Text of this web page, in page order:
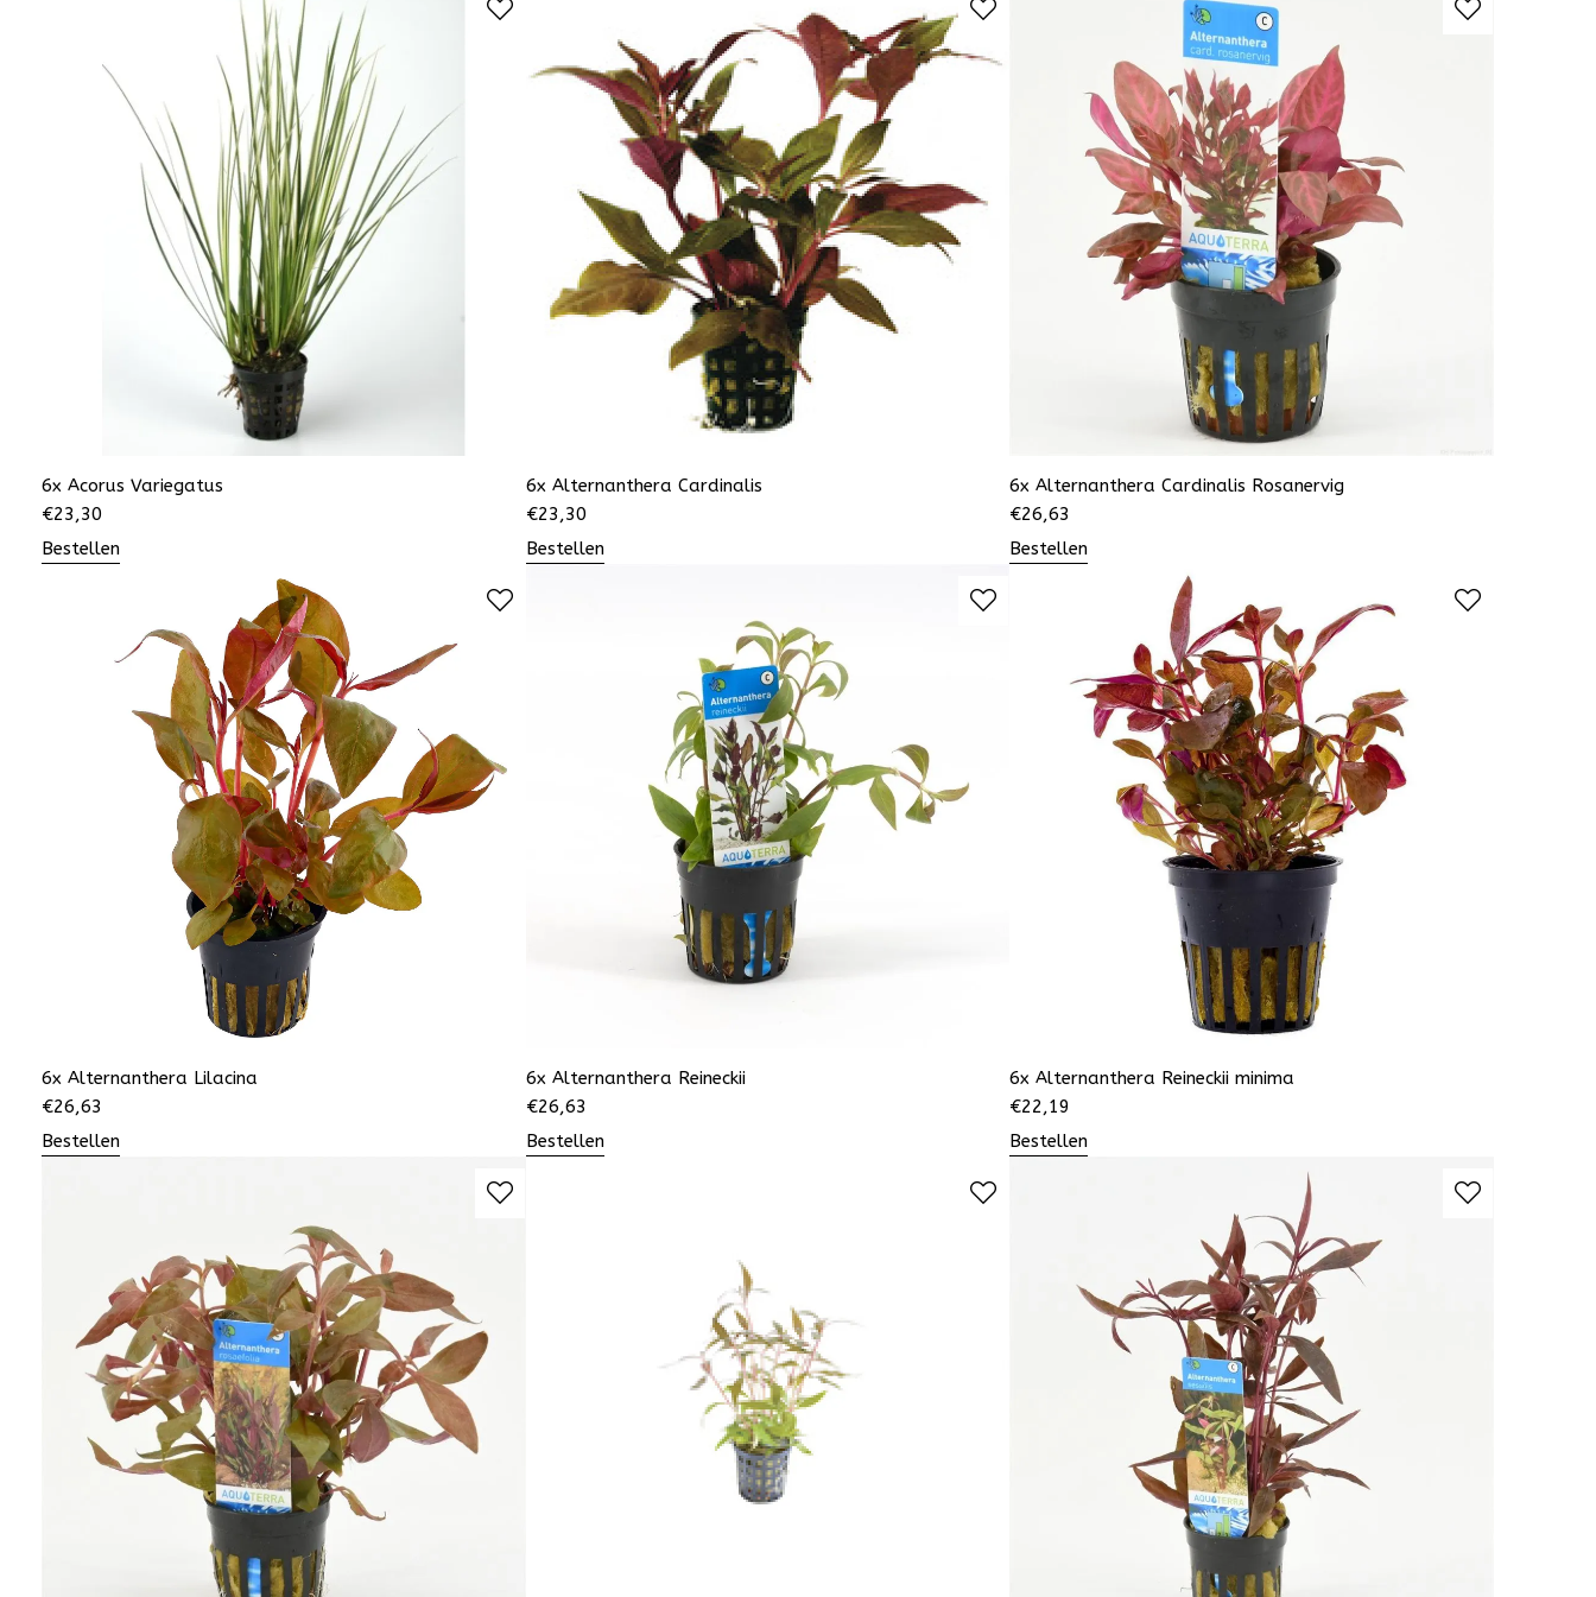
6x Acorus Variegatus
€23,30
Bestellen
6x Alternanthera Cardinalis
€23,30
Bestellen
6x Alternanthera Cardinalis Rosanervig
€26,63
Bestellen
6x Alternanthera Lilacina
€26,63
Bestellen
6x Alternanthera Reineckii
€26,63
Bestellen
6x Alternanthera Reineckii minima
€22,19
Bestellen